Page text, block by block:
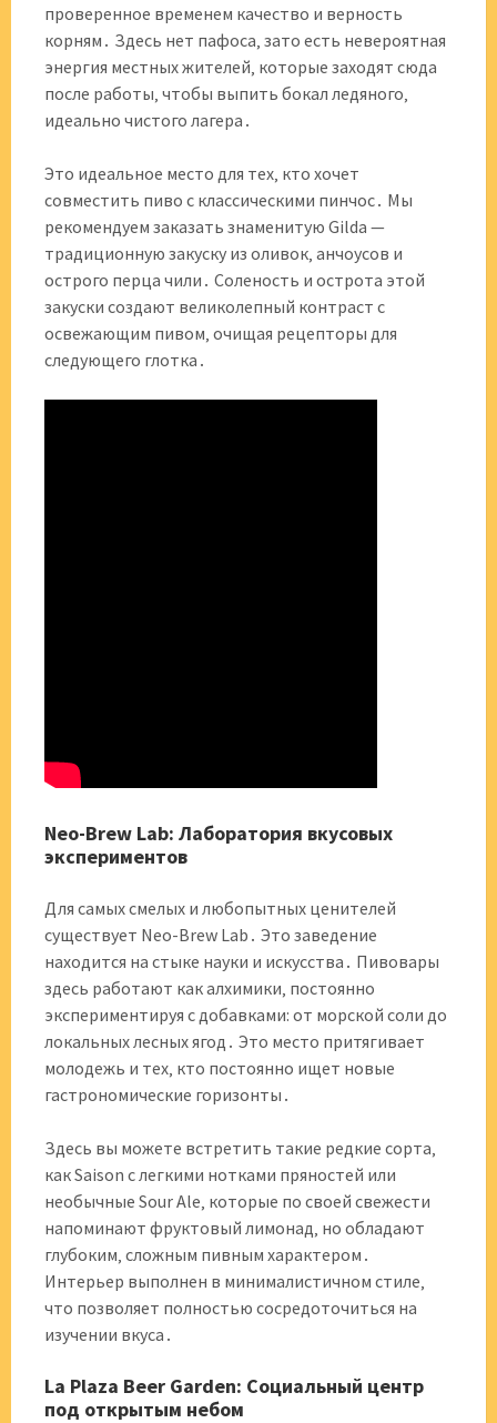
проверенное временем качество и верность
корням․ Здесь нет пафоса‚ зато есть невероятная
энергия местных жителей‚ которые заходят сюда
после работы‚ чтобы выпить бокал ледяного‚
идеально чистого лагера․
Это идеальное место для тех‚ кто хочет
совместить пиво с классическими пинчос․ Мы
рекомендуем заказать знаменитую Gilda —
традиционную закуску из оливок‚ анчоусов и
острого перца чили․ Соленость и острота этой
закуски создают великолепный контраст с
освежающим пивом‚ очищая рецепторы для
следующего глотка․
Neo-Brew Lab: Лаборатория вкусовых
экспериментов
Для самых смелых и любопытных ценителей
существует Neo-Brew Lab․ Это заведение
находится на стыке науки и искусства․ Пивовары
здесь работают как алхимики‚ постоянно
экспериментируя с добавками: от морской соли до
локальных лесных ягод․ Это место притягивает
молодежь и тех‚ кто постоянно ищет новые
гастрономические горизонты․
Здесь вы можете встретить такие редкие сорта‚
как Saison с легкими нотками пряностей или
необычные Sour Ale‚ которые по своей свежести
напоминают фруктовый лимонад‚ но обладают
глубоким‚ сложным пивным характером․
Интерьер выполнен в минималистичном стиле‚
что позволяет полностью сосредоточиться на
изучении вкуса․
La Plaza Beer Garden: Социальный центр
под открытым небом